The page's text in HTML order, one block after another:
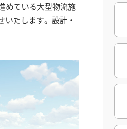
めている大型物流施
たします。設計・